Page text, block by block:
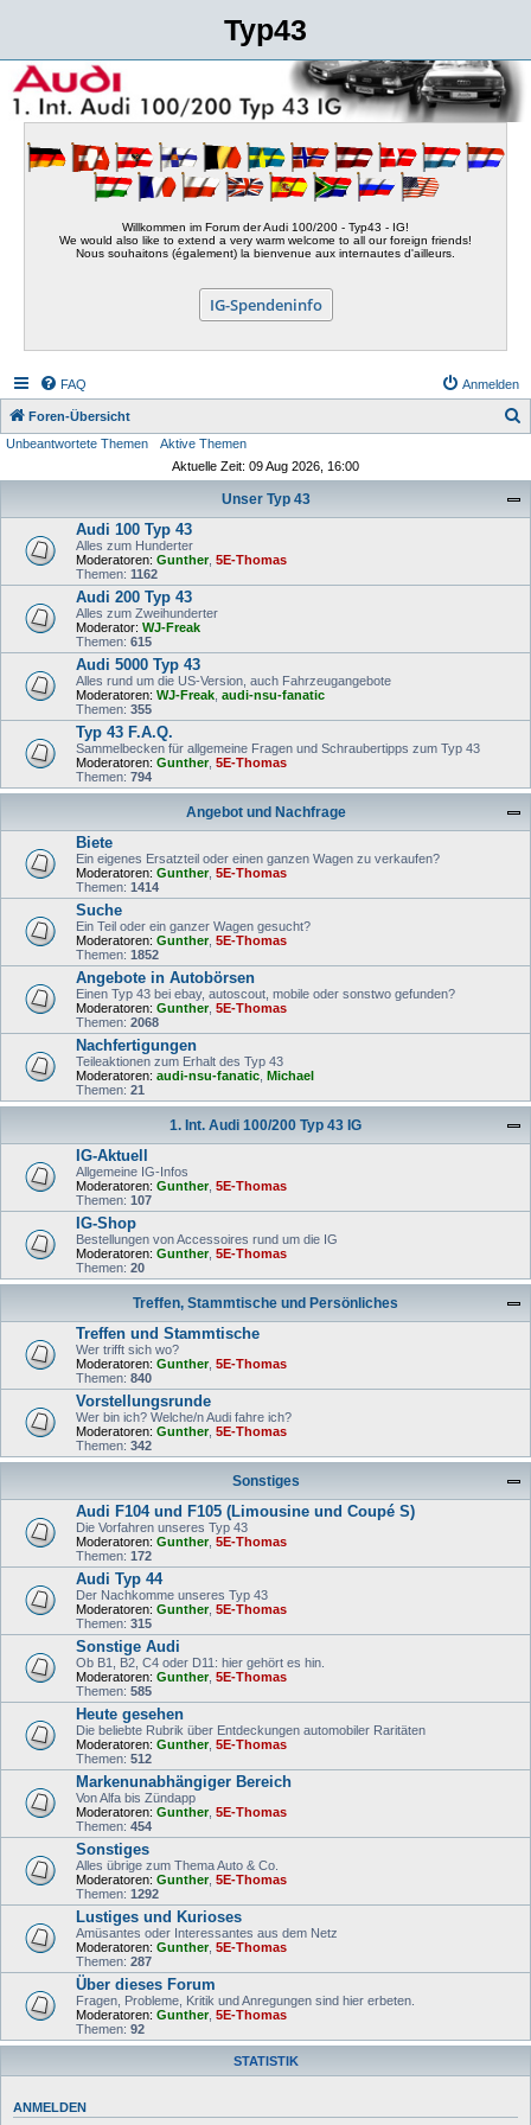
Typ43
Willkommen im Forum der Audi 100/200 - Typ43 - IG!
We would also like to extend a very warm welcome to all our foreign friends!
Nous souhaitons (également) la bienvenue aux internautes d'ailleurs.
IG-Spendeninfo
FAQ Anmelden
Foren-Übersicht
Unbeantwortete Themen
Aktive Themen
Aktuelle Zeit: 09 Aug 2026, 16:00
Unser Typ 43
Audi 100 Typ 43
Alles zum Hunderter
Moderatoren: Gunther, 5E-Thomas
Themen: 1162
Audi 200 Typ 43
Alles zum Zweihunderter
Moderator: WJ-Freak
Themen: 615
Audi 5000 Typ 43
Alles rund um die US-Version, auch Fahrzeugangebote
Moderatoren: WJ-Freak audi-nsu-fanatic
Themen: 355
Typ 43 F.A.Q.
Sammelbecken für allgemeine Fragen und Schraubertipps zum Typ 43
Moderatoren: Gunther, 5E-Thomas
Themen: 794
Angebot und Nachfrage
Biete
Ein eigenes Ersatzteil oder einen ganzen Wagen zu verkaufen?
Moderatoren: Gunther, 5E-Thomas
Themen: 1414
Suche
Ein Teil oder ein ganzer Wagen gesucht?
Moderatoren: Gunther, 5E-Thomas
Themen: 1852
Angebote in Autobörsen
Einen Typ 43 bei ebay, autoscout, mobile oder sonstwo gefunden?
Moderatoren: Gunther, 5E-Thomas
Themen: 2068
Nachfertigungen
Teileaktionen zum Erhalt des Typ 43
Moderatoren: audi-nsu-fanatic Michael
Themen: 21
1. Int. Audi 100/200 Typ 43 IG
IG-Aktuell
Allgemeine IG-Infos
Moderatoren: Gunther, 5E-Thomas
Themen: 107
IG-Shop
Bestellungen von Accessoires rund um die IG
Moderatoren: Gunther, 5E-Thomas
Themen: 20
Treffen, Stammtische und Persönliches
Treffen und Stammtische
Wer trifft sich wo?
Moderatoren: Gunther, 5E-Thomas
Themen: 840
Vorstellungsrunde
Wer bin ich? Welche/n Audi fahre ich?
Moderatoren: Gunther, 5E-Thomas
Themen: 342
Sonstiges
Audi F104 und F105 (Limousine und Coupé S)
Die Vorfahren unseres Typ 43
Moderatoren: Gunther, 5E-Thomas
Themen: 172
Audi Typ 44
Der Nachkomme unseres Typ 43
Moderatoren: Gunther, 5E-Thomas
Themen: 315
Sonstige Audi
Ob B1, B2, C4 oder D11: hier gehört es hin.
Moderatoren: Gunther, 5E-Thomas
Themen: 585
Heute gesehen
Die beliebte Rubrik über Entdeckungen automobiler Raritäten
Moderatoren: Gunther, 5E-Thomas
Themen: 512
Markenunabhängiger Bereich
Von Alfa bis Zündapp
Moderatoren: Gunther, 5E-Thomas
Themen: 454
Sonstiges
Alles übrige zum Thema Auto & Co.
Moderatoren: Gunther, 5E-Thomas
Themen: 1292
Lustiges und Kurioses
Amüsantes oder Interessantes aus dem Netz
Moderatoren: Gunther, 5E-Thomas
Themen: 287
Über dieses Forum
Fragen, Probleme, Kritik und Anregungen sind hier erbeten.
Moderatoren: Gunther, 5E-Thomas
Themen: 92
STATISTIK
ANMELDEN